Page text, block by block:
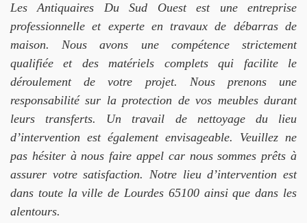
Les Antiquaires Du Sud Ouest est une entreprise
professionnelle et experte en travaux de débarras de
maison. Nous avons une compétence strictement
qualifiée et des matériels complets qui facilite le
déroulement de votre projet. Nous prenons une
responsabilité sur la protection de vos meubles durant
leurs transferts. Un travail de nettoyage du lieu
d’intervention est également envisageable. Veuillez ne
pas hésiter à nous faire appel car nous sommes prêts à
assurer votre satisfaction. Notre lieu d’intervention est
dans toute la ville de Lourdes 65100 ainsi que dans les
alentours.